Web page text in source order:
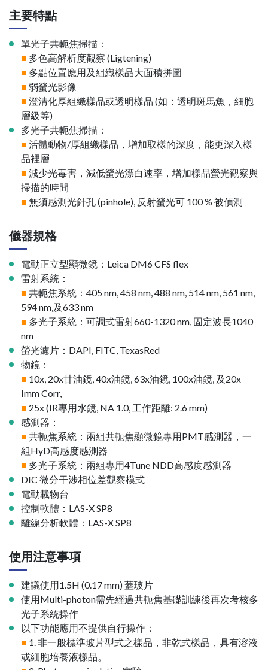
主要特點
單光子共軛焦掃描：
■ 多色高解析度觀察 (Ligtening)
■ 多點位置應用及組織樣品大面積拼圖
■ 弱螢光影像
■ 澄清化厚組織樣品或透明樣品 (如：透明斑馬魚，細胞
層級等)
多光子共軛焦掃描：
■ 活體動物/厚組織樣品，增加取樣的深度，能更深入樣
品裡層
■ 減少光毒害，減低螢光漂白速率，增加樣品螢光觀察與
掃描的時間
■ 無須感測光針孔 (pinhole), 反射螢光可 100 % 被偵測
儀器規格
電動正立型顯微鏡：Leica DM6 CFS flex
雷射系統：
■ 共軛焦系統：405 nm, 458 nm, 488 nm, 514 nm, 561 nm,
594 nm,及633 nm
■ 多光子系統：可調式雷射660-1320 nm, 固定波長1040
nm
螢光濾片：DAPI, FITC, TexasRed
物鏡：
■ 10x, 20x甘油鏡, 40x油鏡, 63x油鏡, 100x油鏡, 及20x
Imm Corr,
■ 25x (IR專用水鏡, NA 1.0, 工作距離: 2.6 mm)
感測器：
■ 共軛焦系統：兩組共軛焦顯微鏡專用PMT感測器，一
組HyD高感度感測器
■ 多光子系統：兩組專用4Tune NDD高感度感測器
DIC 微分干涉相位差觀察模式
電動載物台
控制軟體：LAS-X SP8
離線分析軟體：LAS-X SP8
使用注意事項
建議使用1.5H (0.17 mm) 蓋玻片
使用Multi-photon需先經過共軛焦基礎訓練後再次考核多
光子系統操作
以下功能應用不提供自行操作：
■ 1. 非一般標準玻片型式之樣品，非乾式樣品，具有溶液
或細胞培養液樣品。